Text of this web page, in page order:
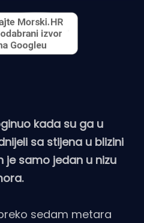
kada su ga u
sa stijena u blizini
je samo jedan u nizu
sedam metara